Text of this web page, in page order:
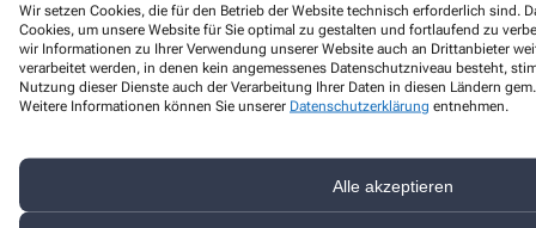
Wir setzen Cookies, die für den Betrieb der Website technisch erforderlich sind.
Cookies, um unsere Website für Sie optimal zu gestalten und fortlaufend zu
wir Informationen zu Ihrer Verwendung unserer Website auch an Drittanbieter
verarbeitet werden, in denen kein angemessenes Datenschutzniveau besteht,
Nutzung dieser Dienste auch der Verarbeitung Ihrer Daten in diesen Ländern
Weitere Informationen können Sie unserer Datenschutzerklärung entnehmen.
Alle akzeptieren
Bezeichnung des
Dienstes
Funktion Anbieter Laufzeit
lc_cid Customer ID LiveChat 2 Jahre